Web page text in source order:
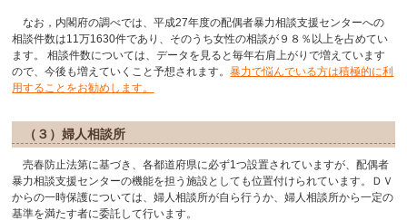
なお，内閣府の調べでは、平成27年度の配偶者暴力相談支援センターへの
相談件数は11万1630件であり、そのうち女性の相談が９８％以上を占めてい
ます。 相談件数については、データを見ると毎年右肩上がりで増えています
ので、今後も増えていくこと予想されます。暴力で悩んでいる方は積極的に利
用することをお勧めします。
（３）婦人相談所
売春防止法第に基づき、各都道府県に必ず1つ設置されていますが、配偶者
暴力相談支援センターの機能を担う施設としても位置付けられています。ＤＶ
からの一時保護については、婦人相談所が自ら行うか、婦人相談所から一定の
基準を満たす者に委託して行います。